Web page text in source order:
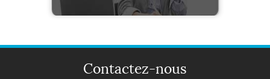
Contactez-nous